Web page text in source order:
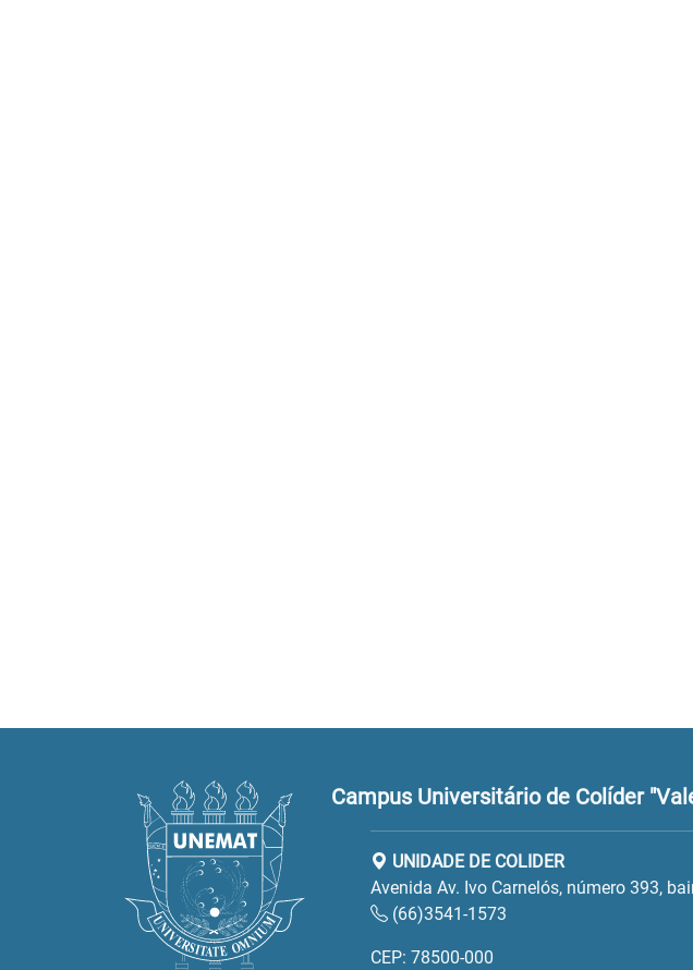
Campus Universitário de Colíder
UNIDADE DE COLIDER
Avenida Av. Ivo Carnelós, número 393,
(66)3541-1573
CEP: 78500-000